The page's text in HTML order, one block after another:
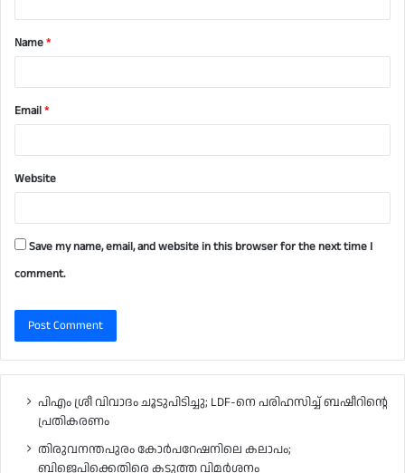
t
*Name*
Email*
Website
Save my name, email, and website in this browser for the next time I
comment.
പിഎം ശ്രീ വിവാദം ചൂടുപിടിച്ചു; LDF-നെ പരിഹസിച്ച് ബഷീറിന്റെ
പ്രതികരണം
തിരുവനന്തപുരം കോർപറേഷനിലെ കലാപം;
ബിജെപിക്കെതിരെ കടുത്ത വിമർശനം